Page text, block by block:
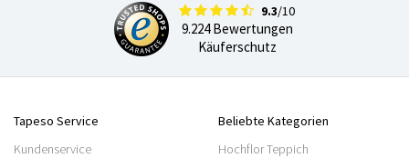
9.3/10
9.224 Bewertungen
Käuferschutz
Tapeso Service
Kundenservice
Beliebte Kategorien
Hochflor Teppich